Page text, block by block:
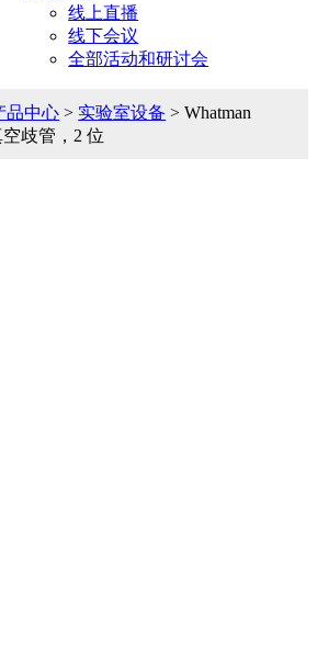
线上直播
线下会议
全部活动和研讨会
品中心 > 实验室设备 > Whatman
歧管，2 位